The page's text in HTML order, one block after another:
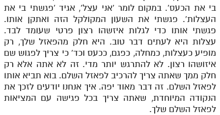
בי את הכעס'. במקום לומר 'אני עצל', אגיד 'פגשתי בי את
העצלות'. פגשתי את השעון המקולקל הזה ואתקן אותו.
פגשתי אותו כדי לגלות איזשהו רצון פרטי שעומד לבד.
עצלות היא לעתים דבר טוב. היא חלק מהפאזל שלך, רק
מופיע כעצלות, כמחלה, כפגם, ככעס וכד' כי צריך לפגוש שם
איזושהו רצון. לא להתרגש יותר מדי. זה לא אתה אלא רק
חלק ממך שאתה צריך להרכיב לפאזל השלם. בוא תביא אותו
לפאזל השלם. זה דבר מאוד יפה. איך אנחנו יודעים לזכך את
הנקודה המיוחדת, שאתה צריך בכל פגישה עם המציאות
לפאזל השלם שלך.